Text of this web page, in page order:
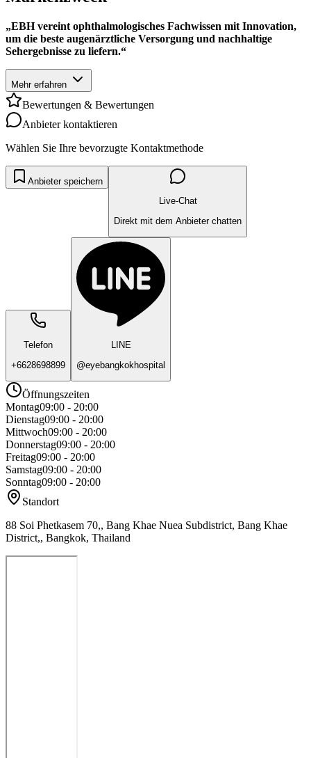
„EBH vereint ophthalmologisches Fachwissen mit Innovation,
um die beste augenärztliche Versorgung und nachhaltige
Sehergebnisse zu liefern.“
Mehr erfahren
Bewertungen & Bewertungen
Anbieter kontaktieren
Wählen Sie Ihre bevorzugte Kontaktmethode
Anbieter speichern
Live-Chat
Direkt mit dem Anbieter chatten
Telefon
+6628698899
LINE
@eyebangkokhospital
Öffnungszeiten
Montag09:00 - 20:00
Dienstag09:00 - 20:00
Mittwoch09:00 - 20:00
Donnerstag09:00 - 20:00
Freitag09:00 - 20:00
Samstag09:00 - 20:00
Sonntag09:00 - 20:00
Standort
88 Soi Phetkasem 70,, Bang Khae Nuea Subdistrict, Bang Khae
District,, Bangkok, Thailand